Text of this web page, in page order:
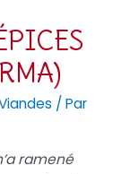
/ Par
ramené